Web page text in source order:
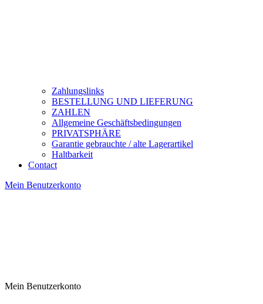
Zahlungslinks
BESTELLUNG UND LIEFERUNG
ZAHLEN
Allgemeine Geschäftsbedingungen
PRIVATSPHÄRE
Garantie gebrauchte / alte Lagerartikel
Haltbarkeit
Contact
Mein Benutzerkonto
Mein Benutzerkonto